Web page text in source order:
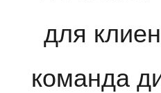
для
команда